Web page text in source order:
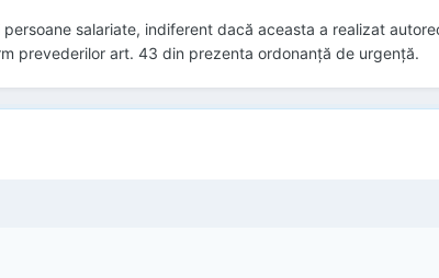
salariate, indiferent dacă aceasta a realizat
prevederilor art. 43 din prezenta ordonanţă de urgenţă.